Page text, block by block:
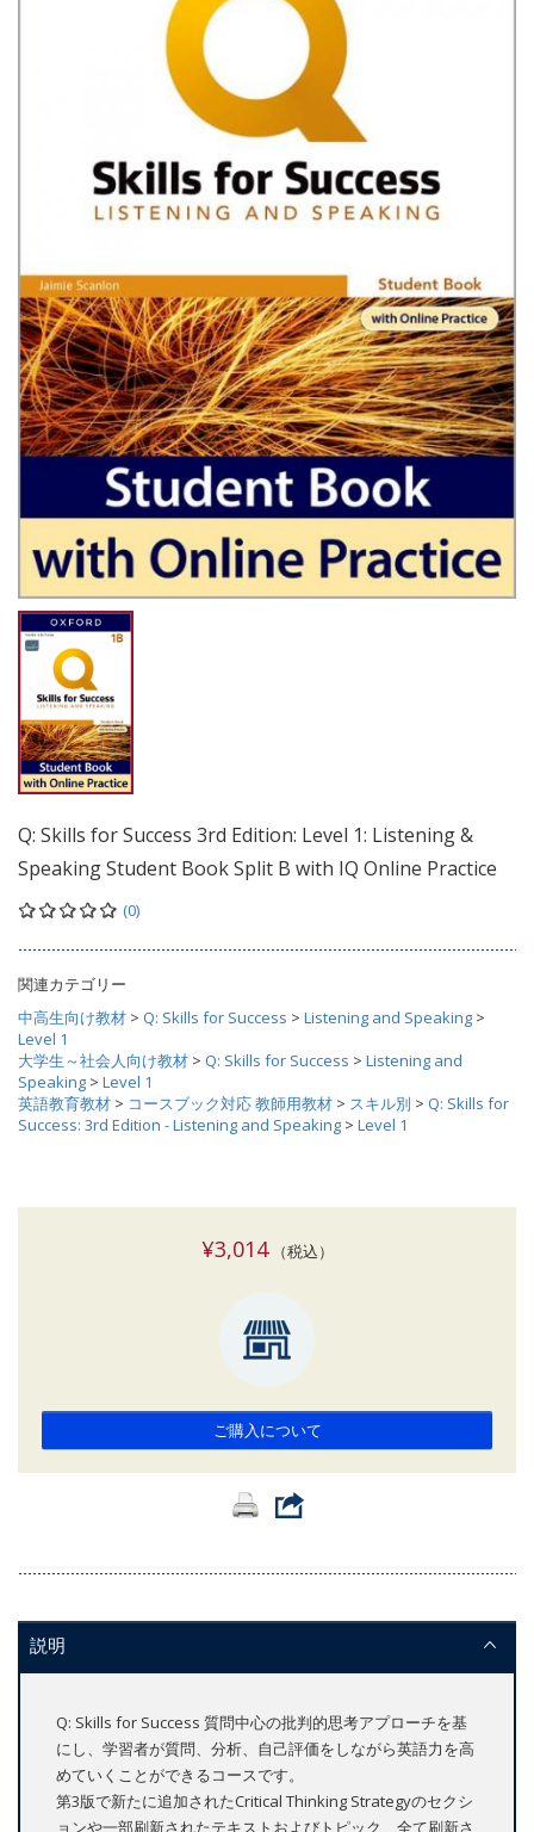
Q: Skills for Success 3rd Edition: Level 1: Listening &
Speaking Student Book Split B with IQ Online Practice
(0)
関連カテゴリー
中高生向け教材 > Q: Skills for Success > Listening and Speaking >
Level 1
大学生～社会人向け教材 > Q: Skills for Success > Listening and
Speaking > Level 1
英語教育教材 > コースブック対応 教師用教材 > スキル別 > Q: Skills for
Success: 3rd Edition - Listening and Speaking > Level 1
¥3,014（税込）
ご購入について
説明
Q: Skills for Success 質問中心の批判的思考アプローチを基
にし、学習者が質問、分析、自己評価をしながら英語力を高
めていくことができるコースです。
第3版で新たに追加されたCritical Thinking Strategyのセクシ
ョンや一部刷新されたテキストおよびトピック、全て刷新さ